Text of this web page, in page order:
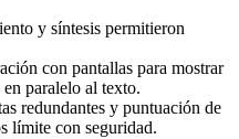
y síntesis permitieron
con pantallas para mostrar
en paralelo al texto.
redundantes y puntuación de
límite con seguridad.